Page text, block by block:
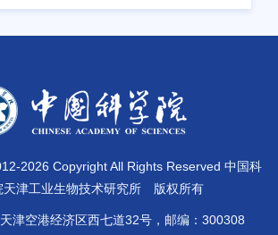
2026 Copyright All Rights Reserved 中国科
天津工业生物技术研究所 版权所有
津空港经济区西七道32号，邮编：300308